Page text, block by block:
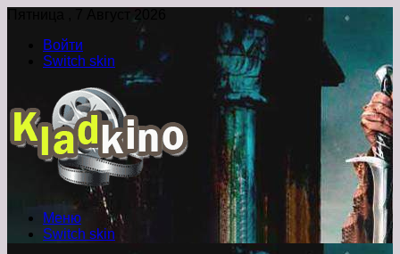
Пятница , 7 Август 2026
Войти
Switch skin
Меню
Switch skin